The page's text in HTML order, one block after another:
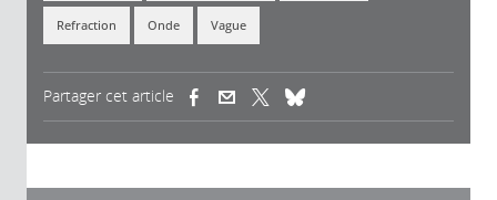
Refraction Onde Vague
Partager cet article (link is external)(link is external)